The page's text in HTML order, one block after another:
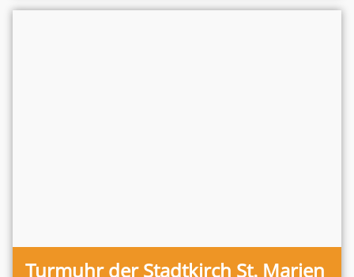
Turmuhr der Stadtkirch St. Marien